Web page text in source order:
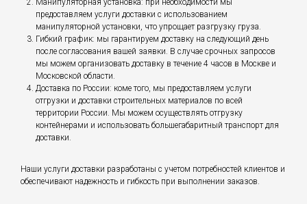
Манипуляторная установка: при необходимости мы
предоставляем услуги доставки с использованием
манипуляторной установки, что упрощает разгрузку груза.
Гибкий график: мы гарантируем доставку на следующий день
после согласования вашей заявки. В случае срочных запросов
мы можем организовать доставку в течение 4 часов в Москве и
Московской области.
Доставка по России: коме того, мы предоставляем услуги
отгрузки и доставки строительных материалов по всей
территории России. Мы можем осуществлять отгрузку
контейнерами и использовать большегабаритный транспорт для
доставки.
Наши услуги доставки разработаны с учетом потребностей клиентов и
обеспечивают надежность и гибкость при выполнении заказов.